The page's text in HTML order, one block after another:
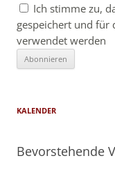
Ich stimme zu,
gespeichert und für
verwendet werden
KALENDER
Bevorstehende